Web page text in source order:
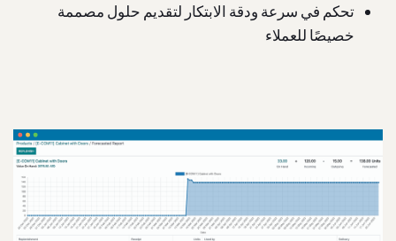
تحكم في سرعة ودقة الابتكار لتقديم حلول مصممة
خصيصًا للعملاء